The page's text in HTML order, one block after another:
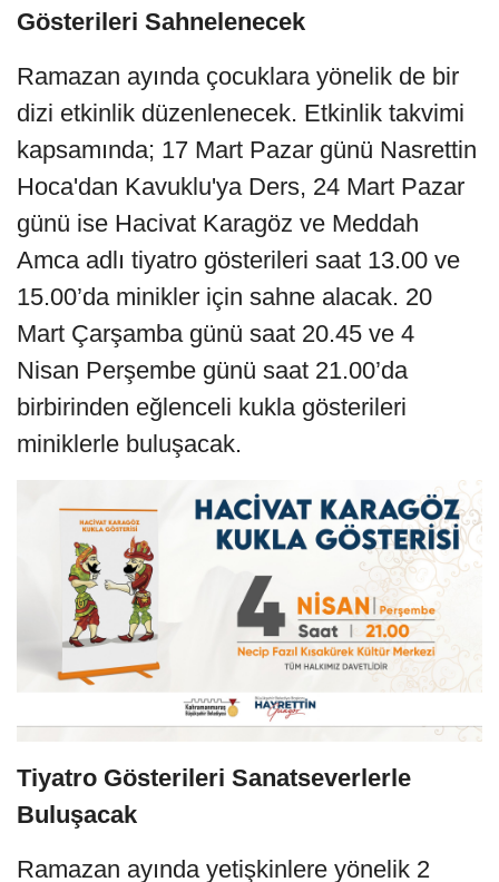
Gösterileri Sahnelenecek
Ramazan ayında çocuklara yönelik de bir
dizi etkinlik düzenlenecek. Etkinlik takvimi
kapsamında; 17 Mart Pazar günü Nasrettin
Hoca'dan Kavuklu'ya Ders, 24 Mart Pazar
günü ise Hacivat Karagöz ve Meddah
Amca adlı tiyatro gösterileri saat 13.00 ve
15.00’da minikler için sahne alacak. 20
Mart Çarşamba günü saat 20.45 ve 4
Nisan Perşembe günü saat 21.00’da
birbirinden eğlenceli kukla gösterileri
miniklerle buluşacak.
Tiyatro Gösterileri Sanatseverlerle
Buluşacak
Ramazan ayında yetişkinlere yönelik 2